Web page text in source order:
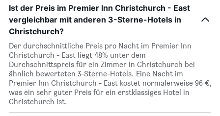
Ist der Preis im Premier Inn Christchurch - East
vergleichbar mit anderen 3-Sterne-Hotels in
Christchurch?
Der durchschnittliche Preis pro Nacht im Premier Inn
Christchurch - East liegt 48% unter dem
Durchschnittspreis für ein Zimmer in Christchurch bei
ähnlich bewerteten 3-Sterne-Hotels. Eine Nacht im
Premier Inn Christchurch - East kostet normalerweise 96 €,
was ein sehr guter Preis für ein erstklassiges Hotel in
Christchurch ist.